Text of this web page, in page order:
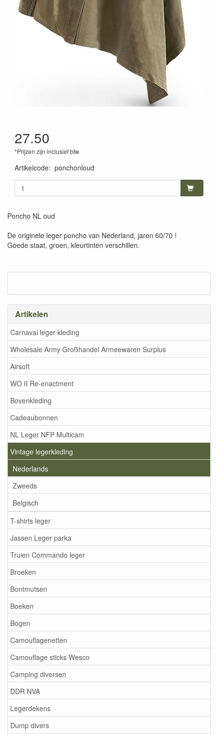
Artikelen
Carnaval leger kleding
Wholesale Army Großhandel Armeewaren Surplus
Airsoft
WO II Re-enactment
Bovenkleding
Cadeaubonnen
NL Leger NFP Multicam
Vintage legerkleding
Nederlands
Zweeds
Belgisch
T-shirts leger
Jassen Leger parka
Truien Commando leger
Broeken
Bontmutsen
Boeken
Bogen
Camouflagenetten
Camouflage sticks Wesco
Camping diversen
DDR NVA
Legerdekens
Dump divers
27.50
*Prijzen zijn inclusief btw
Artikelcode: ponchonloud
Poncho NL oud
De originele leger poncho van Nederland, jaren 60/70 !
Goede staat, groen, kleurtinten verschillen.